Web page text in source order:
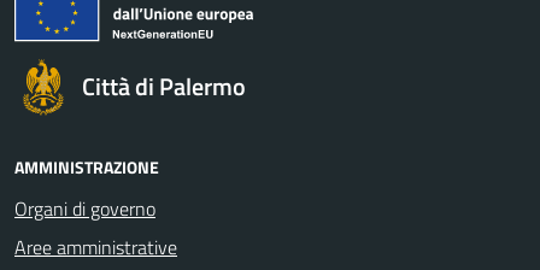
Città di Palermo
AMMINISTRAZIONE
Organi di governo
Aree amministrative